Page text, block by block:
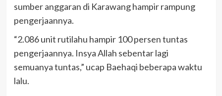
sumber anggaran di Karawang hampir rampung
pengerjaannya.
“2.086 unit rutilahu hampir 100 persen tuntas
pengerjaannya. Insya Allah sebentar lagi
semuanya tuntas,” ucap Baehaqi beberapa waktu
lalu.